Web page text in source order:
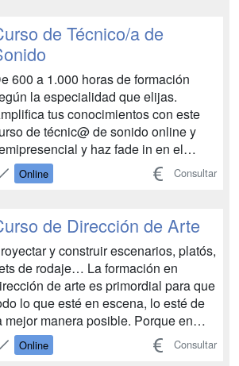
desde la concepción de la
hasta la planificac...
de Técnico/a de
600 a 1.000 horas de formación
la especialidad que elijas.
tus conocimientos con este
de técnic@ de sonido online y
y haz fade in en el
mundo profesional. Con Treintaycinco
tienes todos los canales abiertos
a tu ritmo y con
profesiona...
Online Consultar
de Dirección de Arte
y construir escenarios, platós,
de rodaje… La formación en
de arte es primordial para que
lo que esté en escena, lo esté de
mejor manera posible. Porque en
toda producción audiovisual no solo
que saber mantener el estilo: hay
Online Consultar